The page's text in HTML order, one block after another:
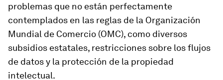
problemas que no están perfectamente
contemplados en las reglas de la Organización
Mundial de Comercio (OMC), como diversos
subsidios estatales, restricciones sobre los flujos
de datos y la protección de la propiedad
intelectual.